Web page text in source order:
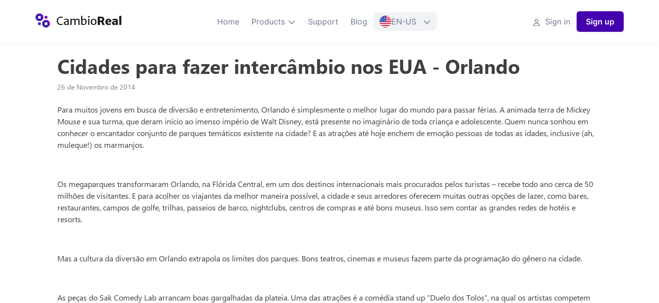
Home Products Support Blog EN-US Sign in Sign up
Cidades para fazer intercâmbio nos EUA - Orlando
26 de Novembro de 2014
Para muitos jovens em busca de diversão e entretenimento, Orlando é simplesmente o melhor lugar do mundo para passar férias. A animada terra de Mickey
Mouse e sua turma, que deram início ao imenso império de Walt Disney, está presente no imaginário de toda criança e adolescente. Quem nunca sonhou em
conhecer o encantador conjunto de parques temáticos existente na cidade? E as atrações até hoje enchem de emoção pessoas de todas as idades, inclusive (ah,
muleque!) os marmanjos.
Os megaparques transformaram Orlando, na Flórida Central, em um dos destinos internacionais mais procurados pelos turistas – recebe todo ano cerca de 50
milhões de visitantes. E para acolher os viajantes da melhor maneira possível, a cidade e seus arredores oferecem muitas outras opções de lazer, como bares,
restaurantes, campos de golfe, trilhas, passeios de barco, nightclubs, centros de compras e até bons museus. Isso sem contar as grandes redes de hotéis e
resorts.
Mas a cultura da diversão em Orlando extrapola os limites dos parques. Bons teatros, cinemas e museus fazem parte da programação do gênero na cidade.
As peças do Sak Comedy Lab arrancam boas gargalhadas da plateia. Uma das atrações é a comédia stand up “Duelo dos Tolos”, na qual os artistas competem